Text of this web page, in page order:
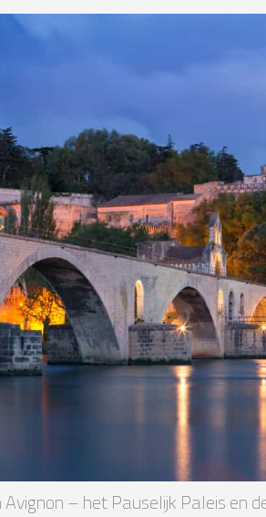
Avignon – het Pauselijk Paleis en